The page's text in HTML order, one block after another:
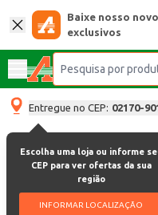
Baixe nosso
exclusivos
Entregue no CEP: 02170-
Escolha uma loja ou informe
CEP para ver ofertas da sua
região
INFORMAR LOCALIZAÇÃO
oops, não